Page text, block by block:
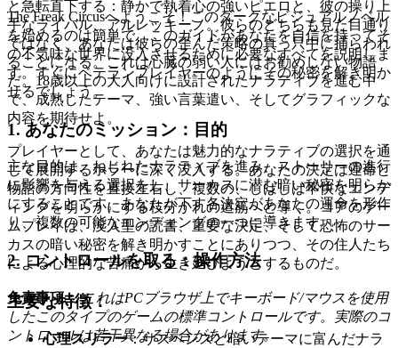
と急転直下する：静かで執着心の強いピエロと、彼の操り上
手なライバル、アルレッキーノ。彼らのどちらも見た目通り
ではなく、あなたは彼らの歪んだ策略の真っ只中に捕らわれ
ることになる。これは心臓の弱い人にはお勧めしない物語
だ。18歳以上の大人向けに設計されたナラティブを進む中
で、成熟したテーマ、強い言葉遣い、そしてグラフィックな
内容を期待せよ。
プレイヤーとして、あなたは魅力的なナラティブの選択を通
じて展開するホラーに深く没入する。あなたの決定は運命と
物語の方向性を直接左右し、複数の、しばしば不快なエンデ
ィングを明らかにする枝分かれの道筋へと導く。コアのゲー
ムプレイは、没入型の読書、重要な決定、そして恐怖のサー
カスの暗い秘密を解き明かすことにありつつ、その住人たち
による心理的な苦痛から生き延びようとするものだ。
主要な特徴：
心理スリラー：サスペンスと暗いテーマに富んだナラ
The Freak Circusへようこそ！このダークなビジュアルノベル
を始めるのは簡単で、このガイドがあなたを自信を持ってそ
の不気味な世界に没入させるために必要なすべてを説明しま
す。すぐにベテランプレイヤーのようにその秘密を解き明か
せるでしょう。
1. あなたのミッション：目的
主な目的は、ねじれたナラティブを進み、ストーリーの進行
に影響を与える選択をし、サーカスに潜む暗い秘密を明らか
にすることです。あなたが下す各決定があなたの運命を形作
り、複数の可能なエンディングの一つに導きます。
2. コントロールを取る：操作方法
免責事項： これはPCブラウザ上でキーボード/マウスを使用
したこのタイプのゲームの標準コントロールです。実際のコ
ントロールは若干異なる場合があります。